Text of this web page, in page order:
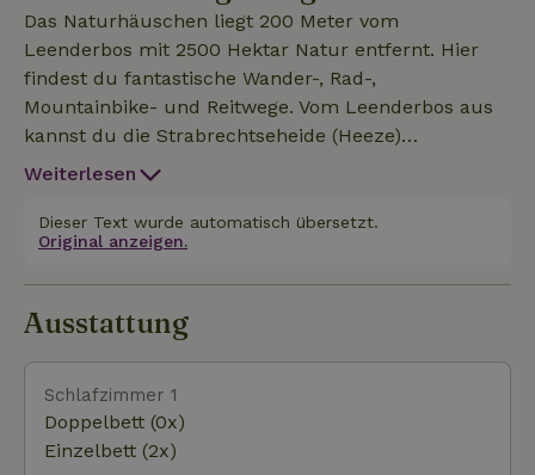
Küche mit Kochinsel, Gasherd (fünf Flammen),
großem Backofen und Geschirrspüler. Ein stilvolles
Badezimmer mit einer begehbaren Dusche und
zwei Waschbecken. Separate Toilette. Im
Hauswirtschaftsraum gibt es eine Waschmaschine,
Ein Schlafzimmer mit Doppelboxspringbett, TV und
Klimaanlage und ein Schlafzimmer mit zwei
Einzelboxspringbetten und Klimaanlage. Im
Das Naturhäuschen liegt 200 Meter vom
Leenderbos mit 2500 Hektar Natur entfernt. Hier
findest du fantastische Wander-, Rad-,
Mountainbike- und Reitwege. Vom Leenderbos aus
kannst du die Strabrechtseheide (Heeze)
überqueren und zu den Panbossen in Sterksel
und ein Vordach. In der Zeit um Weihnachten und
Silvester vermieten wir unsere Häuser nur für die
Dauer einer ganzen Woche.
Weiterlesen
Dieser Text wurde automatisch übersetzt.
Original anzeigen.
Ausstattung
Schlafzimmer 1
Doppelbett (0x)
Einzelbett (2x)